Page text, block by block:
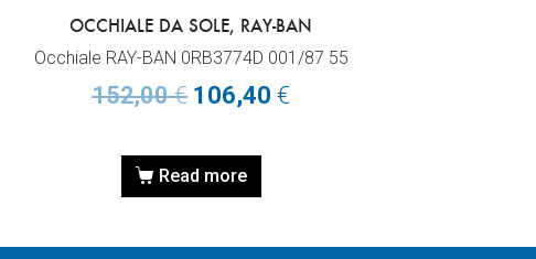
OCCHIALE DA SOLE, RAY-BAN
Occhiale RAY-BAN 0RB3774D 001/87 55
152,00€ 106,40€
Read more